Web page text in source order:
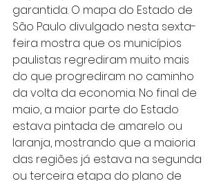
garantida. O mapa do Estado de
São Paulo divulgado nesta sexta-
feira mostra que os municípios
paulistas regrediram muito mais
do que progrediram no caminho
da volta da economia. No final de
maio, a maior parte do Estado
estava pintada de amarelo ou
laranja, mostrando que a maioria
das regiões já estava na segunda
ou terceira etapa do plano de